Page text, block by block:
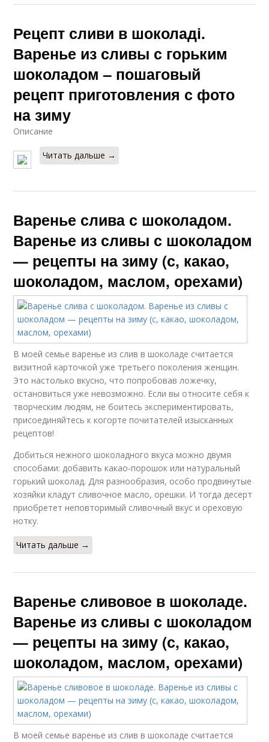
Рецепт сливи в шоколаді.
Варенье из сливы с горьким
шоколадом – пошаговый
рецепт приготовления с фото
на зиму
Описание
Читать дальше →
Варенье слива с шоколадом.
Варенье из сливы с шоколадом
— рецепты на зиму (с, какао,
шоколадом, маслом, орехами)
В моей семье варенье из слив в шоколаде считается
визитной карточкой уже третьего поколения женщин.
Это настолько вкусно, что попробовав ложечку,
остановиться уже невозможно. Если вы относите себя к
творческим людям, не боитесь экспериментировать,
присоединяйтесь к когорте почитателей изысканных
рецептов!
Добиться нежного шоколадного вкуса можно двумя
способами: добавить какао-порошок или натуральный
горький шоколад. Для разнообразия, особо продвинутые
хозяйки кладут сливочное масло, орешки. И тогда десерт
приобретет неповторимый сливочный вкус и ореховую
нотку.
Читать дальше →
Варенье сливовое в шоколаде.
Варенье из сливы с шоколадом
— рецепты на зиму (с, какао,
шоколадом, маслом, орехами)
В моей семье варенье из слив в шоколаде считается